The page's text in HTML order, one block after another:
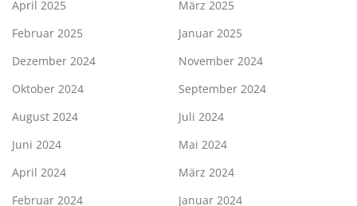
April 2025
März 2025
Februar 2025
Januar 2025
Dezember 2024
November 2024
Oktober 2024
September 2024
August 2024
Juli 2024
Juni 2024
Mai 2024
April 2024
März 2024
Februar 2024
Januar 2024